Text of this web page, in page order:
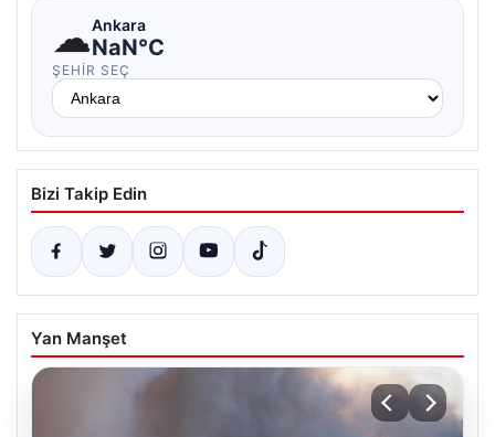
☁Ankara
NaN°C
ŞEHIR SEÇ
Bizi Takip Edin
Yan Manşet